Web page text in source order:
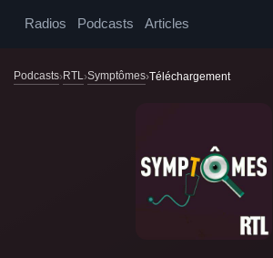
Radios Podcasts Articles
Podcasts RTL Symptômes Téléchargement